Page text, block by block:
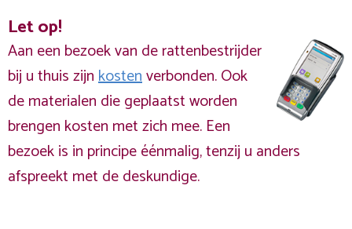
Let op!
Aan een bezoek van de rattenbestrijder
bij u thuis zijnkostenverbonden. Ook
de materialen die geplaatst worden
brengen kosten met zich mee. Een
bezoek is in principe éénmalig, tenzij u anders
afspreekt met de deskundige.